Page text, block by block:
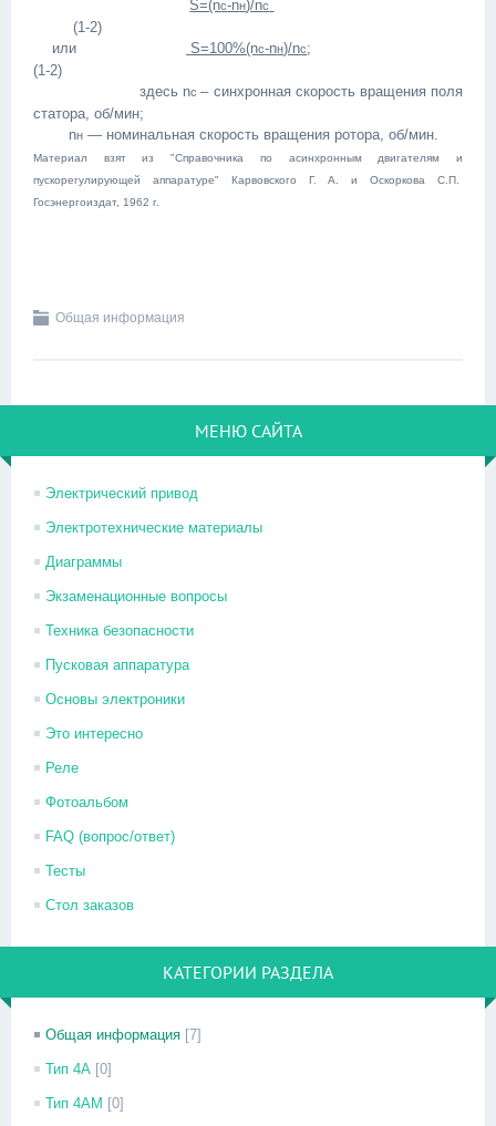
S=(nc-nн)/nc
(1-2)
или
S=100%(nc-nн)/nc;
(1-2)
здесь nc– синхронная скорость вращения поля
статора, об/мин;
nн — номинальная скорость вращения ротора, об/мин.
Материал взят из "Справочника по асинхронным двигателям и
пускорегулирующей аппаратуре" Карвовского Г. А. и Оскоркова С.П.
Госэнергоиздат, 1962 г.
Общая информация
МЕНЮ САЙТА
Электрический привод
Электротехнические материалы
Диаграммы
Экзаменационные вопросы
Техника безопасности
Пусковая аппаратура
Основы электроники
Это интересно
Реле
Фотоальбом
FAQ (вопрос/ответ)
Тесты
Стол заказов
КАТЕГОРИИ РАЗДЕЛА
Общая информация [7]
Тип 4А [0]
Тип 4АМ [0]